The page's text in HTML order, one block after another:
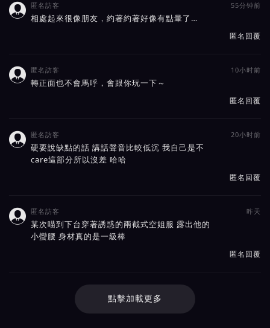
 匿名訪客 55分钟前
相處起來很像朋友，約著約著好像有點暈了…
匿名回覆
 匿名訪客 10小时前
轉正面也不會馬呼，會跟你玩一下～
匿名回覆
 匿名訪客 20小时前
硬要說缺點的話 講話聲音比較低沉 我自己是不
care這部分所以沒差 哈哈
匿名回覆
 匿名訪客 昨天
某次喵到下台穿著誘惑的兩截式空姐服 露出他的
小蠻腰 身材真的是一級棒
匿名回覆
點擊加載更多